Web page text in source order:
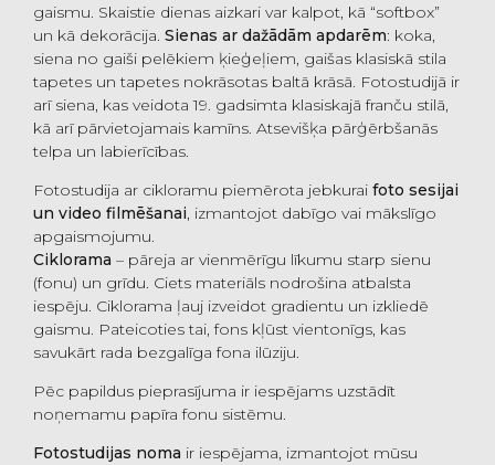
gaismu. Skaistie dienas aizkari var kalpot, kā “softbox”
un kā dekorācija. Sienas ar dažādām apdarēm: koka,
siena no gaiši pelēkiem ķieģeļiem, gaišas klasiskā stila
tapetes un tapetes nokrāsotas baltā krāsā. Fotostudijā ir
arī siena, kas veidota 19. gadsimta klasiskajā franču stilā,
kā arī pārvietojamais kamīns. Atsevišķa pārģērbšanās
telpa un labierīcības.
Fotostudija ar cikloramu piemērota jebkurai foto sesijai
un video filmēšanai, izmantojot dabīgo vai mākslīgo
apgaismojumu.
Ciklorama – pāreja ar vienmērīgu līkumu starp sienu
(fonu) un grīdu. Ciets materiāls nodrošina atbalsta
iespēju. Ciklorama ļauj izveidot gradientu un izkliedē
gaismu. Pateicoties tai, fons kļūst vientonīgs, kas
savukārt rada bezgalīga fona ilūziju.
Pēc papildus pieprasījuma ir iespējams uzstādīt
noņemamu papīra fonu sistēmu.
Fotostudijas noma ir iespējama, izmantojot mūsu